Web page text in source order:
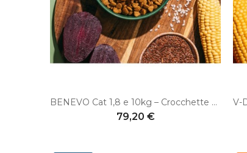
BENEVO Cat 1,8 e 10kg – Crocchette vegane complete per gatti adulti
79,20 €